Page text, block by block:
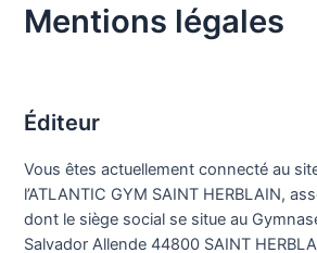
Mentions légales
Éditeur
Vous êtes actuellement connecté au
l’ATLANTIC GYM SAINT HERBLAIN,
dont le siège social se situe au
Salvador Allende 44800 SAINT